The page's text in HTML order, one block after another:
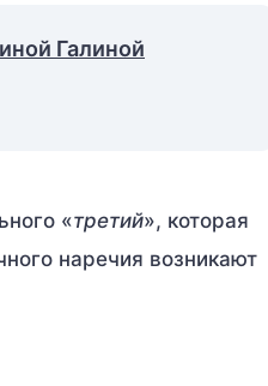
Галиной
«третий», которая
наречия возникают